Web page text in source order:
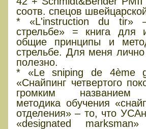
соотв. спецов
* «L'instruction du tir»
стрельбе» = книга для
общие принципы и
стрельбе. Для меня
полезно.
* «Le sniping de 4ème
«Снайпинг четвертого
громким названием
методика обучения
отделения» – то, что
«designated